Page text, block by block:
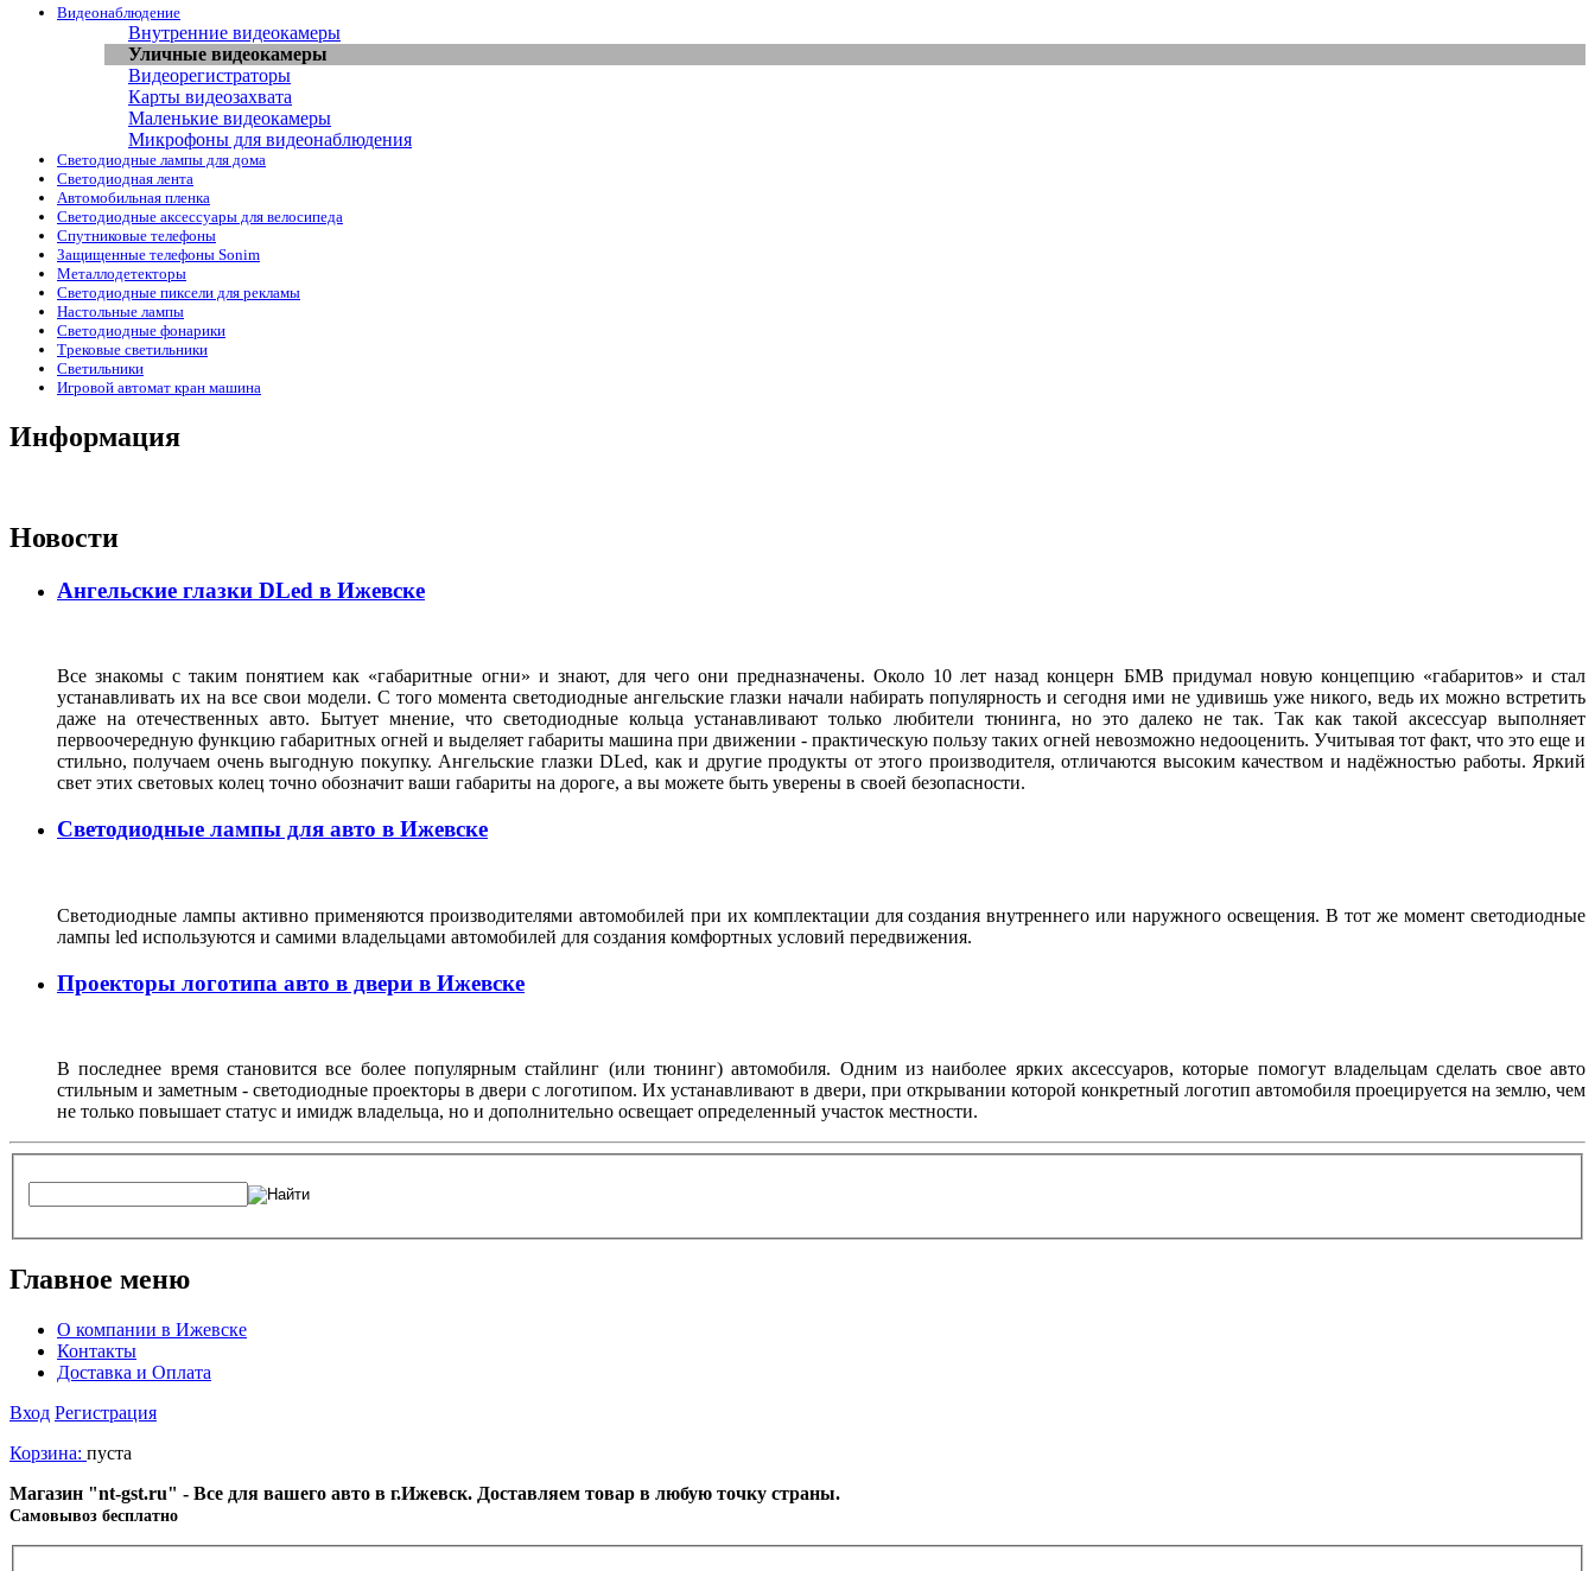
Видеонаблюдение
Внутренние видеокамеры
Уличные видеокамеры
Видеорегистраторы
Карты видеозахвата
Маленькие видеокамеры
Микрофоны для видеонаблюдения
Светодиодные лампы для дома
Светодиодная лента
Автомобильная пленка
Светодиодные аксессуары для велосипеда
Спутниковые телефоны
Защищенные телефоны Sonim
Металлодетекторы
Светодиодные пиксели для рекламы
Настольные лампы
Светодиодные фонарики
Трековые светильники
Светильники
Игровой автомат кран машина
Информация
Новости
Ангельские глазки DLed в Ижевске
Все знакомы с таким понятием как «габаритные огни» и знают, для чего они предназначены. Около 10 лет назад концерн БМВ придумал новую концепцию «габаритов» и стал
устанавливать их на все свои модели. С того момента светодиодные ангельские глазки начали набирать популярность и сегодня ими не удивишь уже никого, ведь их можно встретить
даже на отечественных авто. Бытует мнение, что светодиодные кольца устанавливают только любители тюнинга, но это далеко не так. Так как такой аксессуар выполняет
первоочередную функцию габаритных огней и выделяет габариты машина при движении - практическую пользу таких огней невозможно недооценить. Учитывая тот факт, что это еще и
стильно, получаем очень выгодную покупку. Ангельские глазки DLed, как и другие продукты от этого производителя, отличаются высоким качеством и надёжностью работы. Яркий
свет этих световых колец точно обозначит ваши габариты на дороге, а вы можете быть уверены в своей безопасности.
Светодиодные лампы для авто в Ижевске
Светодиодные лампы активно применяются производителями автомобилей при их комплектации для создания внутреннего или наружного освещения. В тот же момент светодиодные
лампы led используются и самими владельцами автомобилей для создания комфортных условий передвижения.
Проекторы логотипа авто в двери в Ижевске
В последнее время становится все более популярным стайлинг (или тюнинг) автомобиля. Одним из наиболее ярких аксессуаров, которые помогут владельцам сделать свое авто
стильным и заметным - светодиодные проекторы в двери с логотипом. Их устанавливают в двери, при открывании которой конкретный логотип автомобиля проецируется на землю, чем
не только повышает статус и имидж владельца, но и дополнительно освещает определенный участок местности.
Главное меню
О компании в Ижевске
Контакты
Доставка и Оплата
Вход Регистрация
Корзина: пуста
Магазин "nt-gst.ru" - Все для вашего авто в г.Ижевск. Доставляем товар в любую точку страны.
Cамовывоз бесплатно